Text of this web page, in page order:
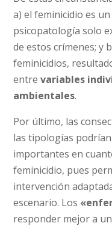
a) el feminicidio es un
psicopatología solo
de estos crímenes; y
feminicidios,
entrevariables
ambientales.
Por último, las
las tipologías
importantes en
feminicidio, pues
intervención
escenario. Los
responder mejor a